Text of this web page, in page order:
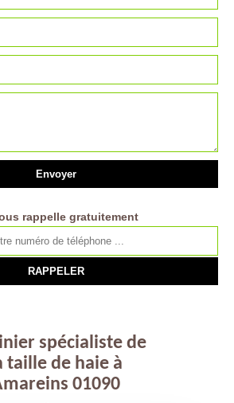
rappelle gratuitement
spécialiste de
taille de haie à
01090